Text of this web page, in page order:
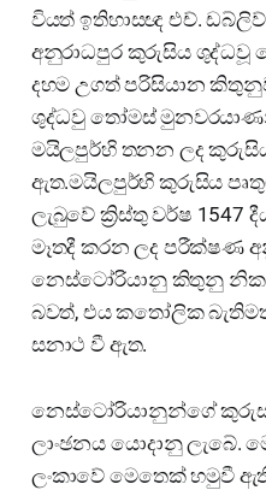
වියත් ඉතිහාසඥ එච්.
අනුරාධපුර කුරුසිය
දහම උගත් පරිසියාන
ශුද්ධවු තෝමස්
මයිලපුර්හි තනන ලද
ඇත.මයිලපුර්හි කුරුසිය
ලැබුවේ ක්‍රිස්තු වර්ෂ 1547
මෑතදී කරන ලද පරීක්ෂණ
නෙස්ටෝරියානු කිතුනු
බවත්, එය කතෝලික
සනාථ වී ඇත.
නෙස්ටෝරියානුන්ගේ කුරුස
ලාංඡනය යොදානු ලැබේ.
ලංකාවේ මෙතෙක් හමුවී